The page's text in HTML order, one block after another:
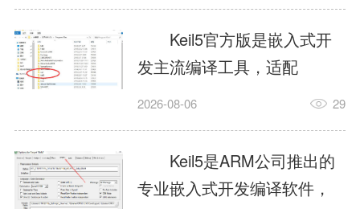
AgentSkill，就是给AI大脑装
上的一双机械手，它真的能
解决很多问题。1什么是
AgentSkillSkill指...
力，代码编译稳定，调试工
具成熟，大量开源项目基于
该平台开发。新项目需要单
独下载对应芯片支持包，新
手配置难度较高，正版商业
授权费用不菲，未授权版本
存在程序容量限制，适合硬
Keil5官方版是嵌入式开
发主流编译工具，适配
STM32、51单片机等多款芯
在线调试、代码仿真，兼容
众多厂商芯片安装包。软件
需要手动添加器件库，初次
2026-08-06 29
Keil5是ARM公司推出的
专业嵌入式开发编译软件，